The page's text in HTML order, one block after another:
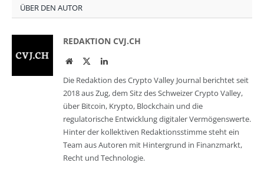
ÜBER DEN AUTOR
REDAKTION CVJ.CH
WebsiteTwitterLinkedIn
Die Redaktion des Crypto Valley Journal berichtet seit
2018 aus Zug, dem Sitz des Schweizer Crypto Valley,
über Bitcoin, Krypto, Blockchain und die
regulatorische Entwicklung digitaler Vermögenswerte.
Hinter der kollektiven Redaktionsstimme steht ein
Team aus Autoren mit Hintergrund in Finanzmarkt,
Recht und Technologie.